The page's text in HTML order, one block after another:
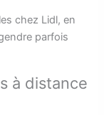
chez Lidl, en
parfois
à distance